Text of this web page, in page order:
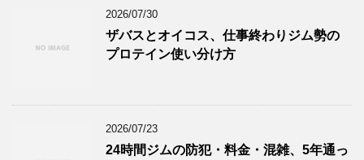
2026/07/30
ザバスとオイコス、仕事終わりジム勢の
プロテイン使い分け方
2026/07/23
24時間ジムの防犯・料金・混雑、5年通っ